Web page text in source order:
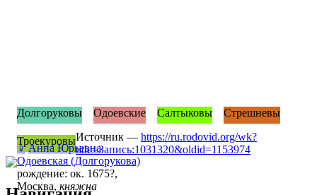
♀ Анна Юрьевна
Одоевская (Долгорукова)
рождение: ок. 1675?,
Москва, княжна
Долгоруковы Одоевские Салтыковы Стрешневы
ТроекуровыИсточник — https://ru.rodovid.org/wk?
title=Запись:1031320&oldid=1153974